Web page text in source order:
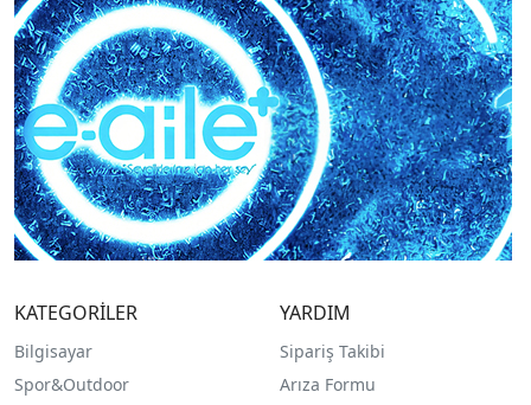
KATEGORİLER
Bilgisayar
Spor&Outdoor
YARDIM
Sipariş Takibi
Arıza Formu